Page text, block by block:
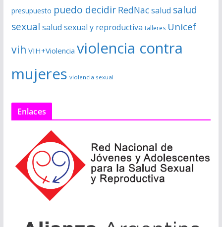
presupuesto puedo decidir RedNacsalud salud
sexual salud sexual y reproductiva talleres Unicef
vih VIH+Violencia violencia contra
mujeres violencia sexual
Enlaces